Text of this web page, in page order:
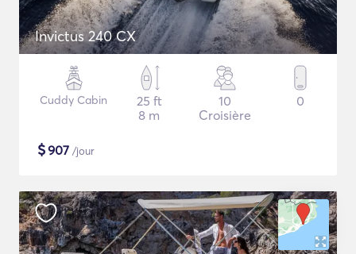
Invictus 240 CX
Cuddy Cabin
25 ft
8 m
10
Croisière
0
$907 /jour